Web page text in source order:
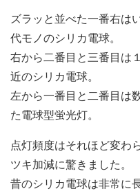
ズラッと並べた一番右は
代モノのシリカ電球。
右から二番目と三番目は
近のシリカ電球。
左から一番目と二番目は
た電球型蛍光灯。
点灯頻度はそれほど変わ
ツキ加減に驚きました。
昔のシリカ電球は非常に